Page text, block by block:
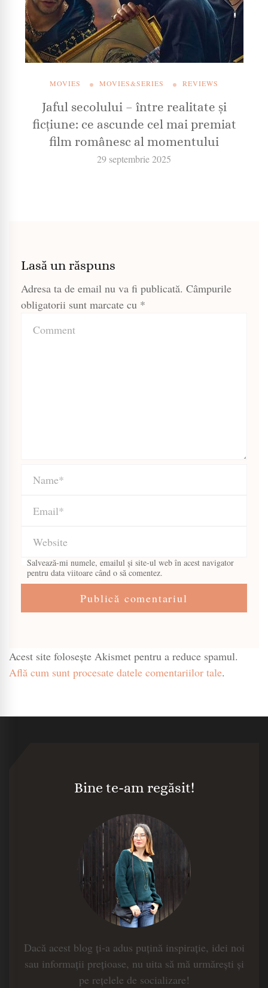
MOVIES MOVIES&SERIES REVIEWS
Jaful secolului – între realitate și
ficțiune: ce ascunde cel mai premiat
film românesc al momentului
29 septembrie 2025
Lasă un răspuns
Adresa ta de email nu va fi publicată. Câmpurile
obligatorii sunt marcate cu *
Salvează-mi numele, emailul și site-ul web în acest navigator
pentru data viitoare când o să comentez.
Acest site folosește Akismet pentru a reduce spamul.
Află cum sunt procesate datele comentariilor tale.
Bine te-am regăsit!
Dacă acest blog ți-a adus puțină inspirație, idei noi
sau informații prețioase, nu uita să mă urmărești și
pe rețelele de socializare!